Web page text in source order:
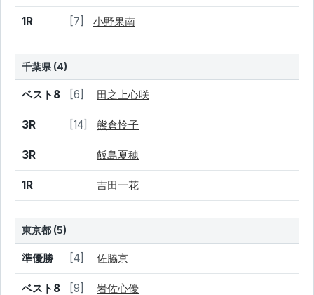
1R [7] 小野果南
千葉県 (4)
結果 シード 選手名
ベスト8 [6] 田之上心咲
3R [14] 熊倉怜子
3R 飯島夏穂
1R 吉田一花
東京都 (5)
結果 シード 選手名
準優勝 [4] 佐脇京
ベスト8 [9] 岩佐心優